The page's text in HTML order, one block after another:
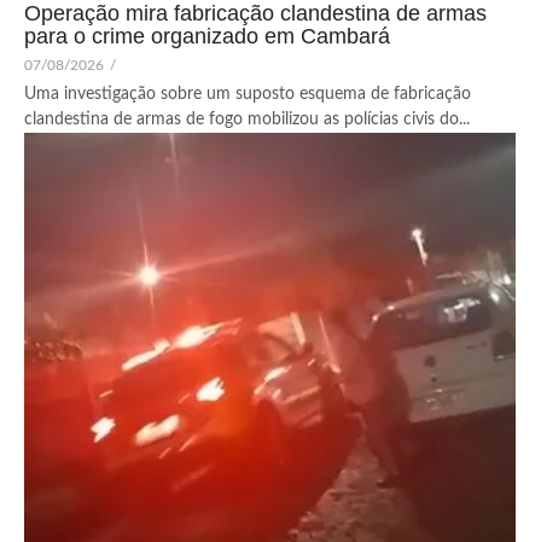
Operação mira fabricação clandestina de armas
para o crime organizado em Cambará
07/08/2026 /
Uma investigação sobre um suposto esquema de fabricação
clandestina de armas de fogo mobilizou as polícias civis do...